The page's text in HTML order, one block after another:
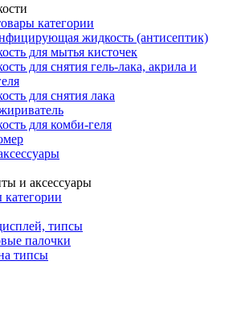
категории
жидкость (антисептик)
для мытья кисточек
для снятия гель-лака, акрила и
для снятия лака
для комби-геля
и аксессуары
категории
типсы
палочки
типсы